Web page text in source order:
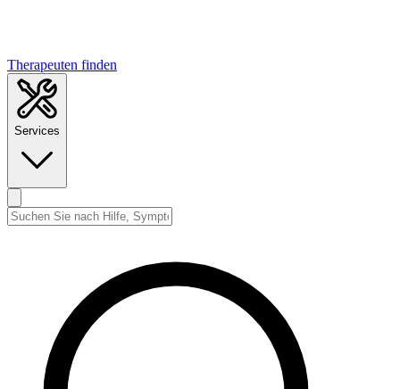
Therapeuten finden
Services